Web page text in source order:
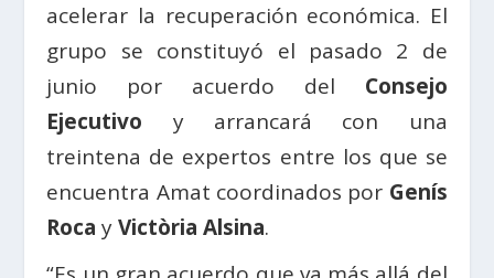
acelerar la recuperación económica. El
grupo se constituyó el pasado 2 de
junio por acuerdo del Consejo
Ejecutivo y arrancará con una
treintena de expertos entre los que se
encuentra Amat coordinados por Genís
Roca yVictòria Alsina.